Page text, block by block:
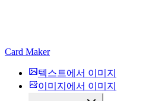
Card Maker
텍스트에서 이미지
이미지에서 이미지